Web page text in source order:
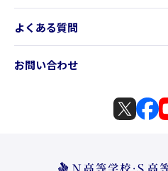
よくある質問
お問い合わせ